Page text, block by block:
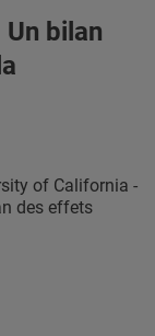
Un bilan
of California -
des effets